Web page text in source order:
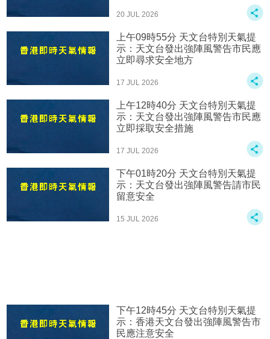
20 JUL 2026
上午09時55分 天文台特別天氣提
示：天文台發出強陣風警告市民應
立即尋求安全地方
17 JUL 2026
上午12時40分 天文台特別天氣提
示：天文台發出強陣風警告市民應
立即採取安全措施
17 JUL 2026
下午01時20分 天文台特別天氣提
示：天文台發出強陣風警告請市民
留意安全
15 JUL 2026
下午12時45分 天文台特別天氣提
示：香港天文台發出強陣風警告市
民應注意安全